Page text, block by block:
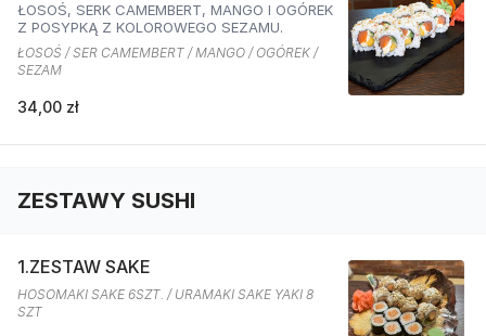
ŁOSOŚ, SERK CAMEMBERT, MANGO I OGÓREK
Z POSYPKĄ Z KOLOROWEGO SEZAMU.
ŁOSOŚ / SER CAMEMBERT / MANGO / OGÓREK /
SEZAM
34,00 zł
ZESTAWY SUSHI
1.ZESTAW SAKE
HOSOMAKI SAKE 6SZT. / URAMAKI SAKE YAKI 8
SZT